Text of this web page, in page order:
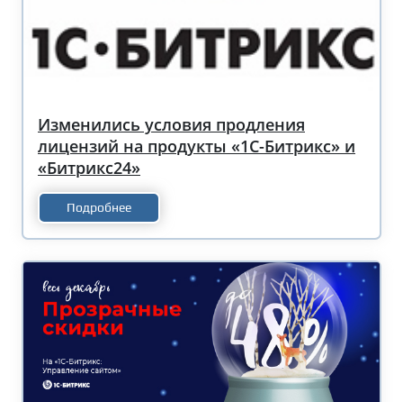
Изменились условия продления
лицензий на продукты «1С-Битрикс» и
«Битрикс24»
Подробнее